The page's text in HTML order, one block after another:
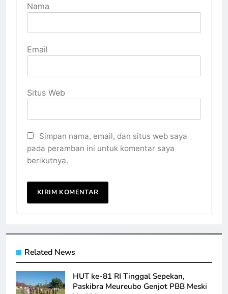
Nama
Email
Situs Web
Simpan nama, email, dan situs web saya
pada peramban ini untuk komentar saya
berikutnya.
Related News
HUT ke-81 RI Tinggal Sepekan,
Paskibra Meureubo Genjot PBB Meski